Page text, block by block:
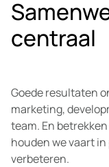
centraal
Goede resultaten
marketing,
team. En
houden we vaart
verbeteren.